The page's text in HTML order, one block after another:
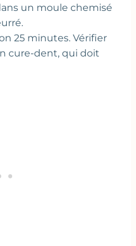
un moule chemisé
25 minutes. Vérifier
cure-dent, qui doit